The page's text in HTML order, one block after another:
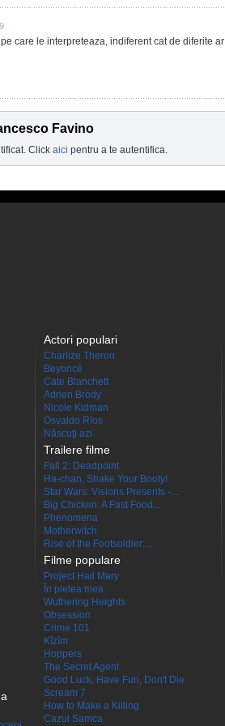
care le interpreteaza, indiferent cat de diferite ar
Favino
Click aici pentru a te autentifica.
Actori populari
Charlize Theron
Beyoncé
Cate Blanchett
Adrien Brody
Nicole Kidman
Osvaldo Ríos
Născuţi azi
Trailere filme
Fall 2: Deadpoint
Ha-chan, Shake Your Booty!
Star Wars: Visions Presents -...
Big Chicken: A Fast Food...
Phenomena
Motherwitch
Rise of the Footsoldier:...
Filme populare
Project Hail Mary
În pielea mea
Wuthering Heights
Obsession
Crime 101
Kîzîm
Hoppers
The Secret Agent
Good Luck, Have Fun, Don't Die
Scream 7
How to Make a Killing
Cazul Samca